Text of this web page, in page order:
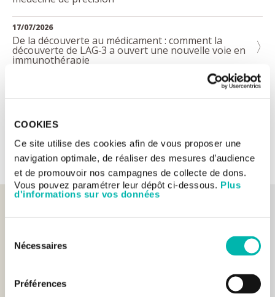
COOKIES
Ce site utilise des cookies afin de vous proposer une
navigation optimale, de réaliser des mesures d’audience
et de promouvoir nos campagnes de collecte de dons.
Vous pouvez paramétrer leur dépôt ci-dessous. Plus
d'informations sur vos données
Nécessaires
Préférences
17/07/2026
De la découverte au médicament : comment la
découverte de LAG‑3 a ouvert une nouvelle voie en
immunothérapie
TOUTES LES ACTUALITÉS
des enfants
à Gustave Roussy